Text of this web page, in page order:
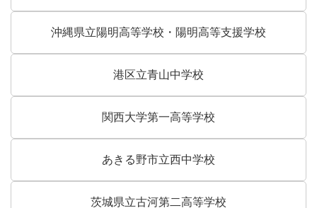
沖縄県立陽明高等学校・陽明高等支援学校
港区立青山中学校
関西大学第一高等学校
あきる野市立西中学校
茨城県立古河第二高等学校